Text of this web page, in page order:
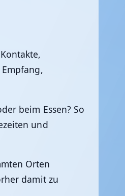
beim Essen? So
und
Orten
damit zu